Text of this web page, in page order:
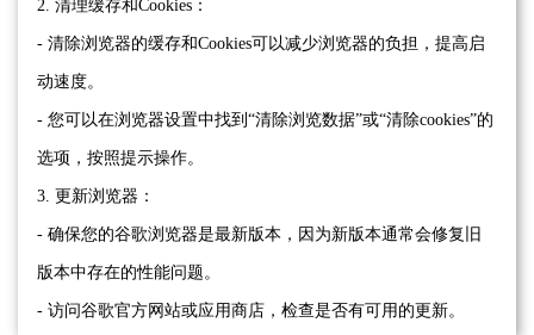
2. 清理缓存和Cookies：
- 清除浏览器的缓存和Cookies可以减少浏览器的负担，提高启
动速度。
- 您可以在浏览器设置中找到“清除浏览数据”或“清除cookies”的
选项，按照提示操作。
3. 更新浏览器：
- 确保您的谷歌浏览器是最新版本，因为新版本通常会修复旧
版本中存在的性能问题。
- 访问谷歌官方网站或应用商店，检查是否有可用的更新。